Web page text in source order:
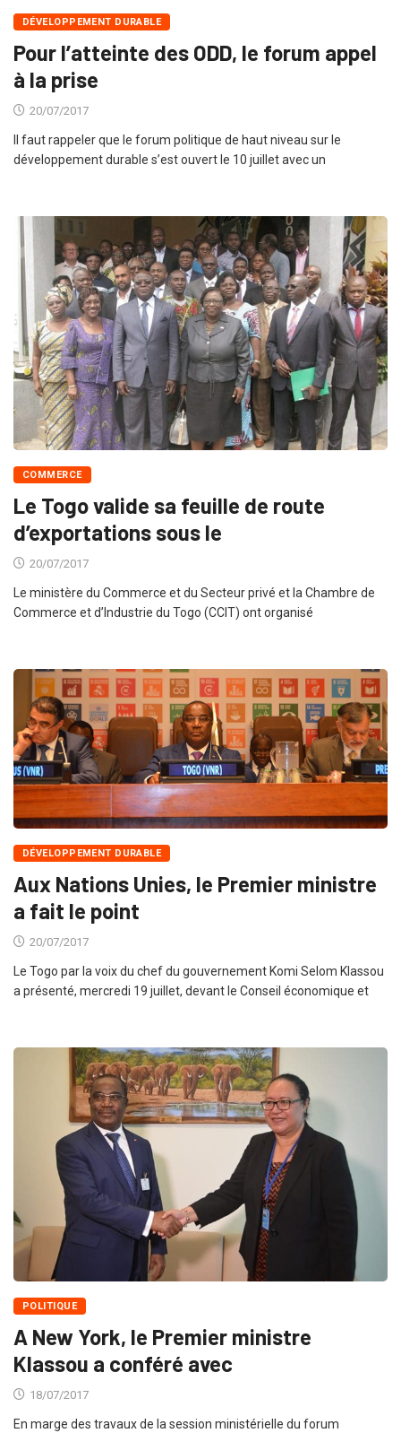
DÉVELOPPEMENT DURABLE
Pour l’atteinte des ODD, le forum appel
à la prise
20/07/2017
Il faut rappeler que le forum politique de haut niveau sur le
développement durable s’est ouvert le 10 juillet avec un
COMMERCE
Le Togo valide sa feuille de route
d’exportations sous le
20/07/2017
Le ministère du Commerce et du Secteur privé et la Chambre de
Commerce et d’Industrie du Togo (CCIT) ont organisé
DÉVELOPPEMENT DURABLE
Aux Nations Unies, le Premier ministre
a fait le point
20/07/2017
Le Togo par la voix du chef du gouvernement Komi Selom Klassou
a présenté, mercredi 19 juillet, devant le Conseil économique et
POLITIQUE
A New York, le Premier ministre
Klassou a conféré avec
18/07/2017
En marge des travaux de la session ministérielle du forum